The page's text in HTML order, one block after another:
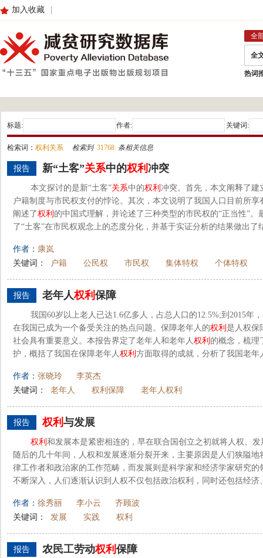
加入收藏
全
全
热词
标题: 作者: 关键词:
检索词： 权利关系 检索到 31768 条相关信息
报告 新“土客”关系中的权利 冲突
本文探讨的是新“土客”关系中的权利 冲突。首先，本文阐释了
户籍制度与市民权支付的悖论。其次，本文说明了我国人口目前所享
阐述了权利 的中国式理解，并论述了三种类型的市民权的“正当性”
了“土客”在市民权观念上的态度分化，并基于实证分析的结果做出了
作者： 康岚
关键词：
户籍 公民权 市民权 集体特权 个体特权
报告 老年人权利 保障
我国60岁以上老人已达1.6亿多人，占总人口的12.5%;到2015年
在我国已成为一个备受关注的热点问题。保障老年人的权利 是人权保
社会具有重要意义。本报告界定了老年人和老年人权利 的概念，梳理
护，概括了我国在保障老年人权利 方面取得的成就，分析了我国老年
作者： 张晓玲
李英杰
关键词：
老年人 权利保障 老年人权利
报告 权利 与发展
权利 和发展本是紧密相连的，早在联合国创立之初就将人权、
随后的几十年间，人权和发展逐渐分裂开来，主要原因是人们狭隘
律工作者和政治家的工作范畴，而发展则是科学家和经济学家研究
不断深入，人们逐渐认识到人权不仅包括政治权利，同时还包括经济
作者： 徐秀丽 李小云
齐顾波
关键词：
发展 实践 权利
报告 农民工劳动权利 保障